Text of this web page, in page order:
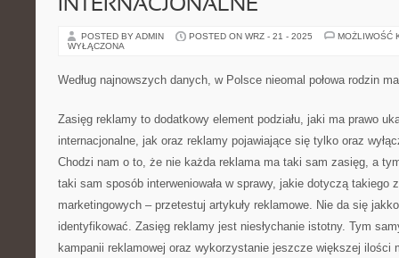
INTERNACJONALNE
POSTED BY ADMIN POSTED ON WRZ - 21 - 2025
MOŻLIWOŚĆ
WYŁĄCZONA
Według najnowszych danych, w Polsce nieomal połowa rodzin
Zasięg reklamy to dodatkowy element podziału, jaki ma prawo
internacjonalne, jak oraz reklamy pojawiające się tylko oraz
Chodzi nam o to, że nie każda reklama ma taki sam zasięg, a
taki sam sposób interweniowała w sprawy, jakie dotyczą takiego
marketingowych – przetestuj artykuły reklamowe. Nie da się
identyfikować. Zasięg reklamy jest niesłychanie istotny. Tym
kampanii reklamowej oraz wykorzystanie jeszcze większej ilości